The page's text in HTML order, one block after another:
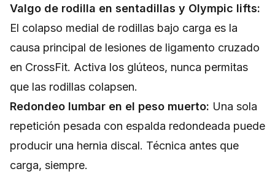
Valgo de rodilla en sentadillas y Olympic lifts:
El colapso medial de rodillas bajo carga es la
causa principal de lesiones de ligamento cruzado
en CrossFit. Activa los glúteos, nunca permitas
que las rodillas colapsen.
Redondeo lumbar en el peso muerto: Una sola
repetición pesada con espalda redondeada puede
producir una hernia discal. Técnica antes que
carga, siempre.